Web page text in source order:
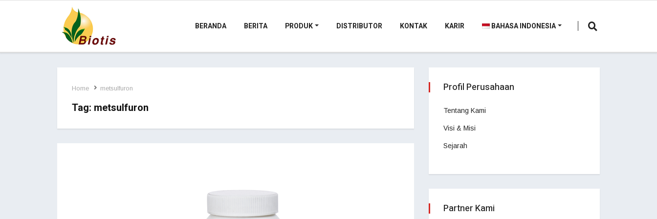
BERANDA BERITA PRODUK DISTRIBUTOR KONTAK KARIR BAHASA INDONESIA
Home metsulfuron
Tag: metsulfuron
Profil Perusahaan
Tentang Kami
Visi & Misi
Sejarah
Partner Kami